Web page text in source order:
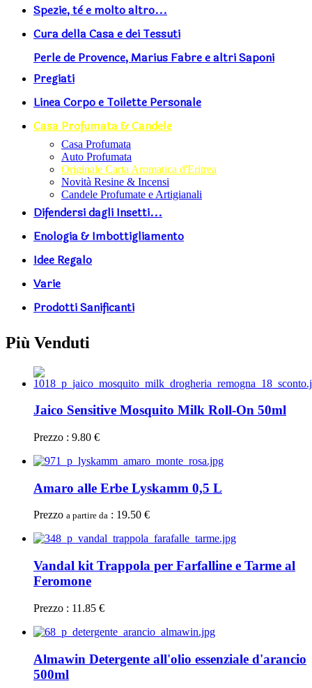
Spezie, tè e molto altro...
Cura della Casa e dei Tessuti
Perle de Provence, Marius Fabre e altri Saponi
Pregiati
Linea Corpo e Toilette Personale
Casa Profumata & Candele
Casa Profumata
Auto Profumata
Originale Carta Aromatica d'Eritrea
Novità Resine & Incensi
Candele Profumate e Artigianali
Difendersi dagli Insetti...
Enologia & Imbottigliamento
Idee Regalo
Varie
Prodotti Sanificanti
Più Venduti
Jaico Sensitive Mosquito Milk Roll-On 50ml
Prezzo : 9.80 €
Amaro alle Erbe Lyskamm 0,5 L
Prezzo a partire da : 19.50 €
Vandal kit Trappola per Farfalline e Tarme al
Feromone
Prezzo : 11.85 €
Almawin Detergente all'olio essenziale d'arancio
500ml